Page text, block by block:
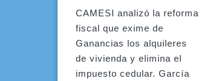
CAMESI analizó la reforma
fiscal que exime de
Ganancias los alquileres
de vivienda y elimina el
impuesto cedular. García